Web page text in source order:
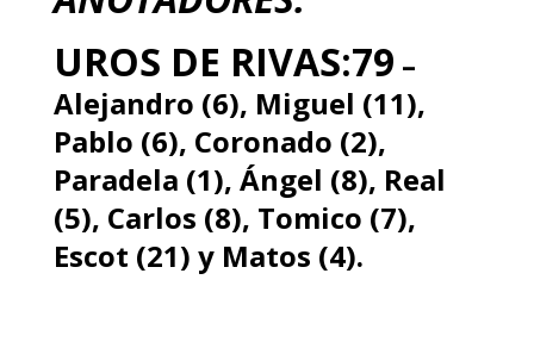
UROS DE RIVAS:79 –
Alejandro (6), Miguel (11),
Pablo (6), Coronado (2),
Paradela (1), Ángel (8), Real
(5), Carlos (8), Tomico (7),
Escot (21) y Matos (4).